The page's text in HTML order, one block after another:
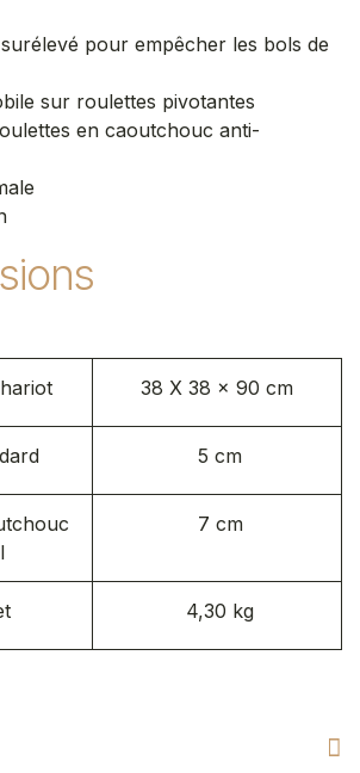
pour empêcher les bols de
sur roulettes pivotantes
en caoutchouc anti-
38 X 38 x 90 cm
5 cm
7 cm
4,30 kg